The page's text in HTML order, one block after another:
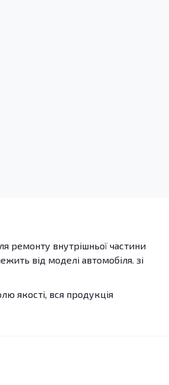
ремонту внутрішньої частини
від моделі автомобіля. зі
якості, вся продукція